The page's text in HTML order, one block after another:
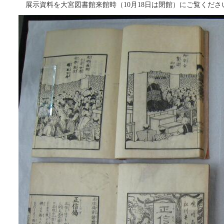
展示資料を大宮図書館来館時（10月18日は閉館）にご覧くださ